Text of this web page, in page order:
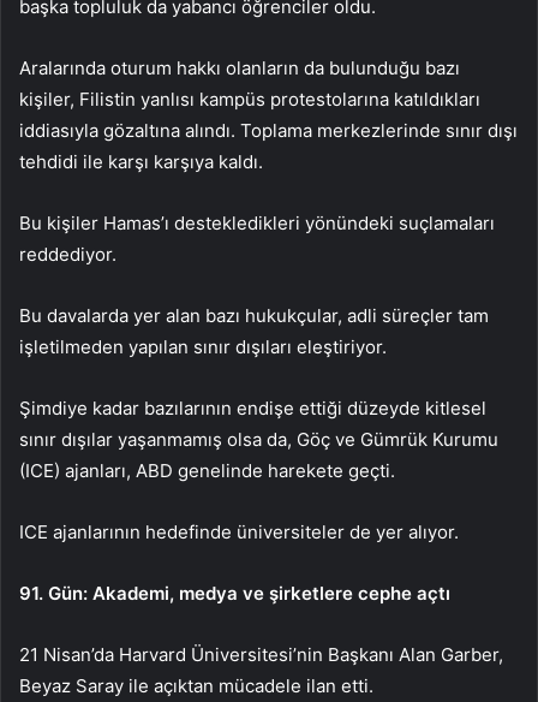
başka topluluk da yabancı öğrenciler oldu.
Aralarında oturum hakkı olanların da bulunduğu bazı
kişiler, Filistin yanlısı kampüs protestolarına katıldıkları
iddiasıyla gözaltına alındı. Toplama merkezlerinde sınır dışı
tehdidi ile karşı karşıya kaldı.
Bu kişiler Hamas’ı destekledikleri yönündeki suçlamaları
reddediyor.
Bu davalarda yer alan bazı hukukçular, adli süreçler tam
işletilmeden yapılan sınır dışıları eleştiriyor.
Şimdiye kadar bazılarının endişe ettiği düzeyde kitlesel
sınır dışılar yaşanmamış olsa da, Göç ve Gümrük Kurumu
(ICE) ajanları, ABD genelinde harekete geçti.
ICE ajanlarının hedefinde üniversiteler de yer alıyor.
91. Gün: Akademi, medya ve şirketlere cephe açtı
21 Nisan’da Harvard Üniversitesi’nin Başkanı Alan Garber,
Beyaz Saray ile açıktan mücadele ilan etti.